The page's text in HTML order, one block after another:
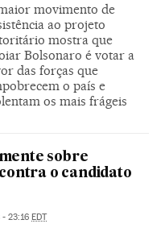
movimento de
ao projeto
mostra que
Bolsonaro é votar a
das forças que
o país e
os mais frágeis
sobre
o candidato
- 23:16 EDT